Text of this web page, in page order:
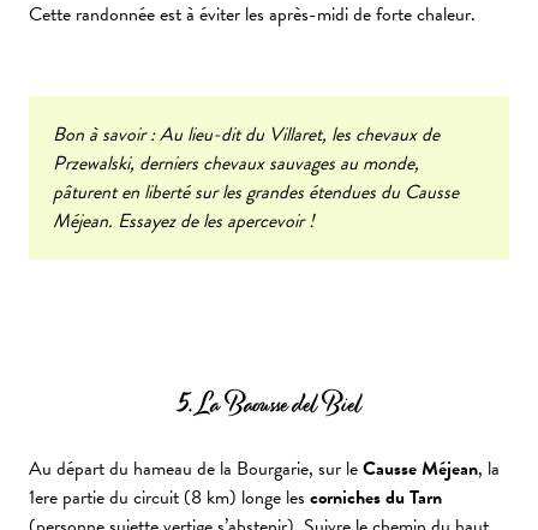
Cette randonnée est à éviter les après-midi de forte chaleur.
Bon à savoir : Au lieu-dit du Villaret, les chevaux de
Przewalski, derniers chevaux sauvages au monde,
pâturent en liberté sur les grandes étendues du Causse
Méjean. Essayez de les apercevoir !
5. La Baousse del Biel
Au départ du hameau de la Bourgarie, sur leCausse Méjean, la
1ere partie du circuit (8 km) longe les corniches du Tarn